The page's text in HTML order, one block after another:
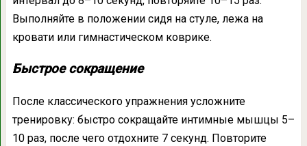
Выполняйте в положении сидя на стуле, лежа на
кровати или гимнастическом коврике.
Быстрое сокращение
После классического упражнения усложните
тренировку: быстро сокращайте интимные мышцы 5–
10 раз, после чего отдохните 7 секунд. Повторите